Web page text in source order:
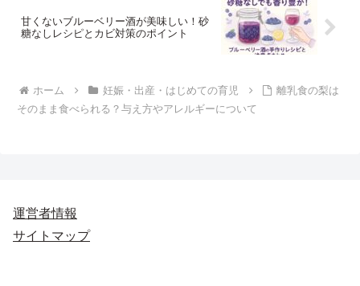
甘くないブルーベリー酒が美味しい！砂
糖なしレシピとカビ対策のポイント
ホーム 妊娠・出産・はじめての育児
離乳食の梨は
そのまま食べられる？与え方やアレルギーについて
運営者情報
サイトマップ